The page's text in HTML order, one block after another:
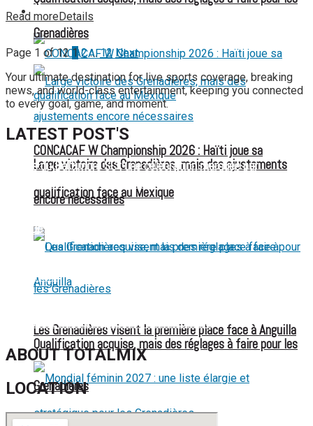
FOOTBALL FÉMININ
CONCACAF W Championship 2026 : Haïti joue sa
qualification face au Mexique
Qualification acquise, mais des réglages à faire pour les
Grenadières
Grenadières
Large victoire des Grenadières, mais des ajustements
encore nécessaires
Les Grenadières visent la première place face à Anguilla
Read moreDetails
Page 1 of 12 1 2 … 12 Next
Your ultimate destination for live sports coverage, breaking
news, and world-class entertainment, keeping you connected
to every goal, game, and moment.
LATEST POST'S
52 ans du Baltimore SC : une célébration marquée par
l’inquiétude et les interrogations
manque de transparence
musculaire
face aux États-Unis pour son entrée en lice
ABOUT TOTALMIX
LOCATION